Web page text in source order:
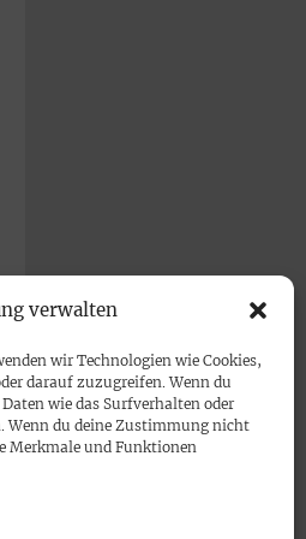
verwalten
wir Technologien wie Cookies,
darauf zuzugreifen. Wenn du
wie das Surfverhalten oder
Wenn du deine Zustimmung nicht
Merkmale und Funktionen